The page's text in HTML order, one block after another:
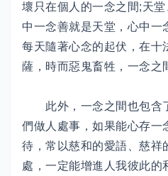
壞只在個人的一念之間;天
中一念善就是天堂，心中一
每天隨著心念的起伏，在十
薩，時而惡鬼畜牲，一念之
此外，一念之間也包含
們做人處事，如果能心存一
待，常以慈和的愛語、慈祥
處，一定能增進人我彼此的